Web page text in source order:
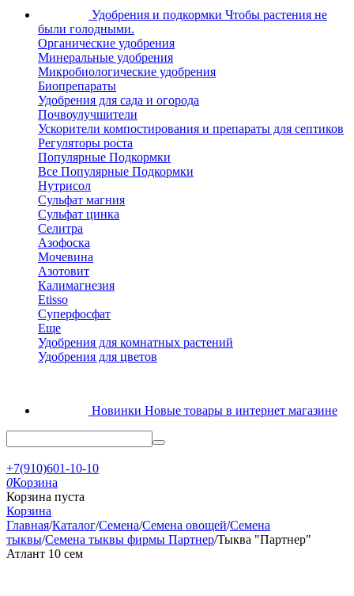
Удобрения и подкормки Чтобы растения не
были голодными.
Органические удобрения
Минеральные удобрения
Микробиологические удобрения
Биопрепараты
Удобрения для сада и огорода
Почвоулучшители
Ускорители компостирования и препараты для септиков
Регуляторы роста
Популярные Подкормки
Все Популярные Подкормки
Нутрисол
Сульфат магния
Сульфат цинка
Селитра
Азофоска
Мочевина
Азотовит
Калимагнезия
Etisso
Суперфосфат
Еще
Удобрения для комнатных растений
Удобрения для цветов
Новинки Новые товары в интернет магазине
+7(910)601-10-10
0Корзина
Корзина пуста
Корзина
Главная/Каталог/Семена/Семена овощей/Семена
тыквы/Семена тыквы фирмы Партнер/Тыква "Партнер"
Атлант 10 сем